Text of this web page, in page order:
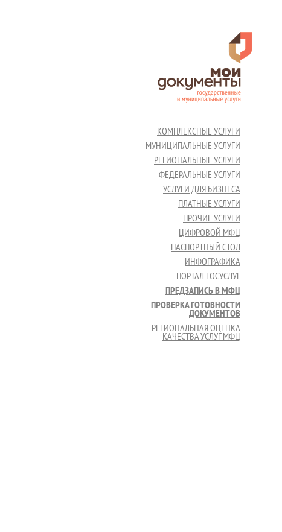
КОМПЛЕКСНЫЕ УСЛУГИ
МУНИЦИПАЛЬНЫЕ УСЛУГИ
РЕГИОНАЛЬНЫЕ УСЛУГИ
ФЕДЕРАЛЬНЫЕ УСЛУГИ
УСЛУГИ ДЛЯ БИЗНЕСА
ПЛАТНЫЕ УСЛУГИ
ПРОЧИЕ УСЛУГИ
ЦИФРОВОЙ МФЦ
ПАСПОРТНЫЙ СТОЛ
ИНФОГРАФИКА
ПОРТАЛ ГОСУСЛУГ
ПРЕДЗАПИСЬ В МФЦ
ПРОВЕРКА ГОТОВНОСТИ
ДОКУМЕНТОВ
РЕГИОНАЛЬНАЯ ОЦЕНКА
КАЧЕСТВА УСЛУГ МФЦ